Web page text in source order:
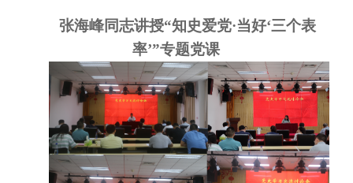
张海峰同志讲授“知史爱党·当好‘三个表
率’”专题党课